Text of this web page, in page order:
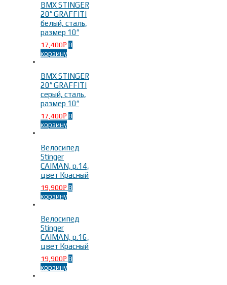
BMX STINGER
20″ GRAFFITI
белый, сталь,
размер 10″
17,400Р В
корзину
BMX STINGER
20″ GRAFFITI
серый, сталь,
размер 10″
17,400Р В
корзину
Велосипед
Stinger
CAIMAN, р.14,
цвет Красный
19,900Р В
корзину
Велосипед
Stinger
CAIMAN, р.16,
цвет Красный
19,900Р В
корзину